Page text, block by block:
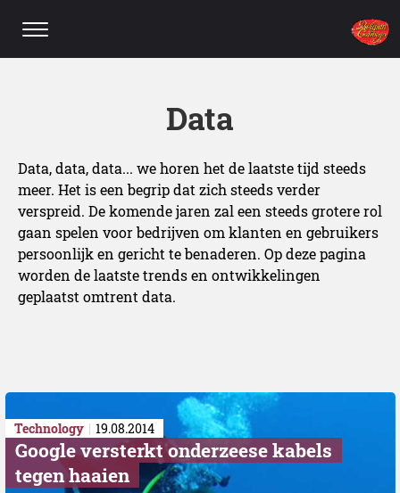
Data
Data, data, data... we horen het de laatste tijd steeds
meer. Het is een begrip dat zich steeds verder
verspreid. De komende jaren zal een steeds grotere rol
gaan spelen voor bedrijven om klanten en gebruikers
persoonlijk en gericht te benaderen. Op deze pagina
worden de laatste trends en ontwikkelingen
geplaatst omtrent data.
Technology 19.08.2014
Google versterkt onderzeese kabels
tegen haaien